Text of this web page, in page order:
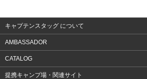
キャプテンスタッグ について
AMBASSADOR
CATALOG
提携キャンプ場・関連サイト